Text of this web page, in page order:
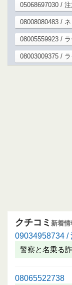
05068697030 /
08008080483 /
08005559923 /
08003009375 /
クチコミ 新着情
09034958734 /
警察と名乗る
08065522738